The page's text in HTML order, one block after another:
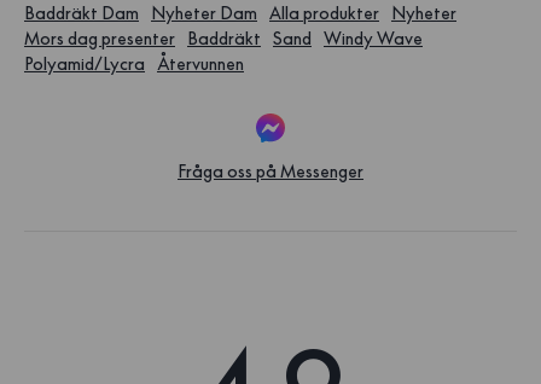
Baddräkt Dam
Nyheter Dam Alla produkter
Nyheter
Mors dag presenter
Baddräkt Sand
Windy Wave
Polyamid/Lycra
Återvunnen
Fråga oss på Messenger